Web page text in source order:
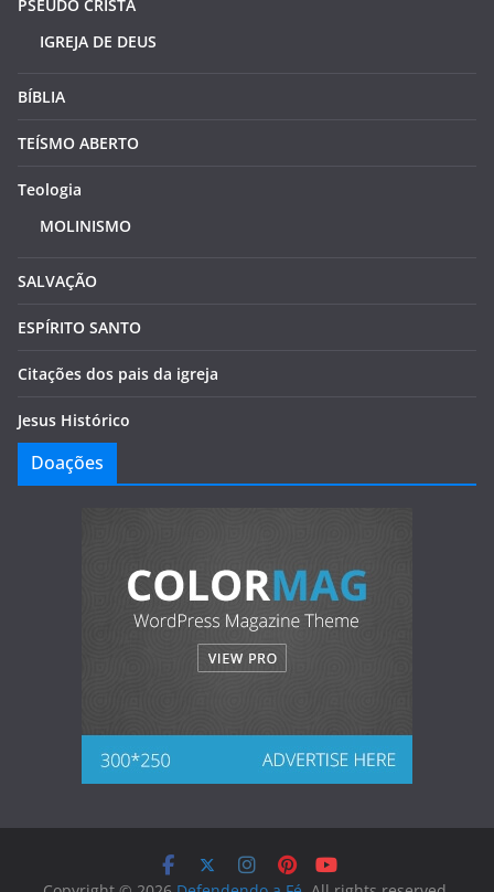
PSEUDO CRISTÃ
IGREJA DE DEUS
BÍBLIA
TEÍSMO ABERTO
Teologia
MOLINISMO
SALVAÇÃO
ESPÍRITO SANTO
Citações dos pais da igreja
Jesus Histórico
Doações